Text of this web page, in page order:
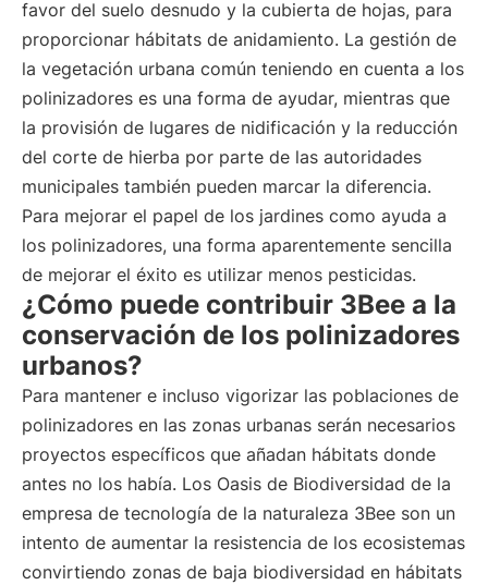
favor del suelo desnudo y la cubierta de hojas, para
proporcionar hábitats de anidamiento. La gestión de
la vegetación urbana común teniendo en cuenta a los
polinizadores es una forma de ayudar, mientras que
la provisión de lugares de nidificación y la reducción
del corte de hierba por parte de las autoridades
municipales también pueden marcar la diferencia.
Para mejorar el papel de los jardines como ayuda a
los polinizadores, una forma aparentemente sencilla
de mejorar el éxito es utilizar menos pesticidas.
¿Cómo puede contribuir 3Bee a la
conservación de los polinizadores
urbanos?
Para mantener e incluso vigorizar las poblaciones de
polinizadores en las zonas urbanas serán necesarios
proyectos específicos que añadan hábitats donde
antes no los había. Los Oasis de Biodiversidad de la
empresa de tecnología de la naturaleza 3Bee son un
intento de aumentar la resistencia de los ecosistemas
convirtiendo zonas de baja biodiversidad en hábitats